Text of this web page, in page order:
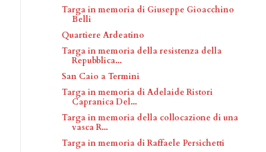
Targa in memoria di Giuseppe Gioacchino
Belli
Quartiere Ardeatino
Targa in memoria della resistenza della
Repubblica...
San Caio a Termini
Targa in memoria di Adelaide Ristori
Capranica Del...
Targa in memoria della collocazione di una
vasca R...
Targa in memoria di Raffaele Persichetti